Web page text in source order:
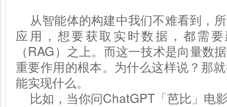
从智能体的构建中我们不难看到，
应用，想要获取实时数据，都需
（RAG）之上。而这一技术是向量数
重要作用的根本。为什么这样说？那
能实现什么。
比如，当你问ChatGPT「芭比」电